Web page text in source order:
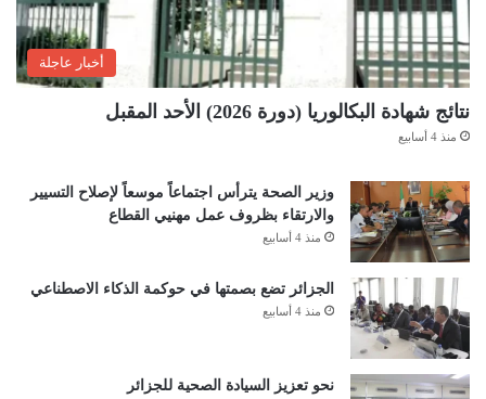
أخبار عاجلة
نتائج شهادة البكالوريا (دورة 2026) الأحد المقبل
منذ 4 أسابيع
وزير الصحة يترأس اجتماعاً موسعاً لإصلاح التسيير
والارتقاء بظروف عمل مهنيي القطاع
منذ 4 أسابيع
الجزائر تضع بصمتها في حوكمة الذكاء الاصطناعي
منذ 4 أسابيع
نحو تعزيز السيادة الصحية للجزائر